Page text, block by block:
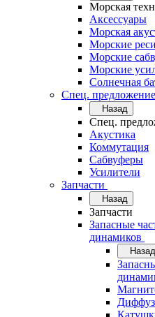
Морская
Аксессуары
Морская
Морские
Морские
Морские
Солнечная
Спец. предложение
Назад
Спец.
Акустика
Коммутация
Сабвуферы
Усилители
Запчасти
Назад
Запчасти
Запасные
динамиков
Назад